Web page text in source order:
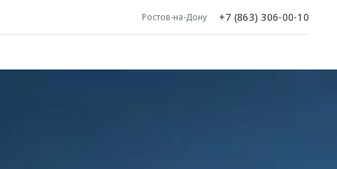
Ростов-на-Дону +7 (863) 306-00-10